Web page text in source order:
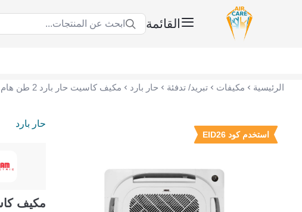
القائمة ابحث عن المنتجات...
الرئيسية مكيفات تبريد/ تدفئة حار بارد
استخدم كود EID26
حار بارد